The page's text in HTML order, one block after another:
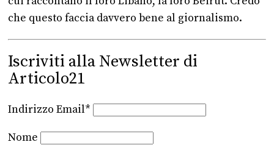
che questo faccia davvero bene al giornalismo.
Iscriviti alla Newsletter di
Articolo21
Indirizzo Email*
Nome